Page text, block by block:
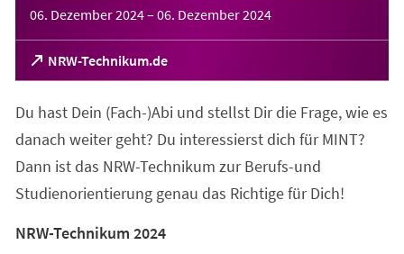
06. Dezember 2024– 06. Dezember 2024
NRW-Technikum.de
(Öffnet
in
neuen
Du hast Dein (Fach-)Abi und stellst Dir die Frage, wie es
danach weiter geht? Du interessierst dich für MINT?
Dann ist das NRW-Technikum zur Berufs-und
Studienorientierung genau das Richtige für Dich!
NRW-Technikum 2024